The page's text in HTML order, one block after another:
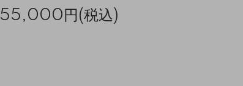
55,000円(税込)